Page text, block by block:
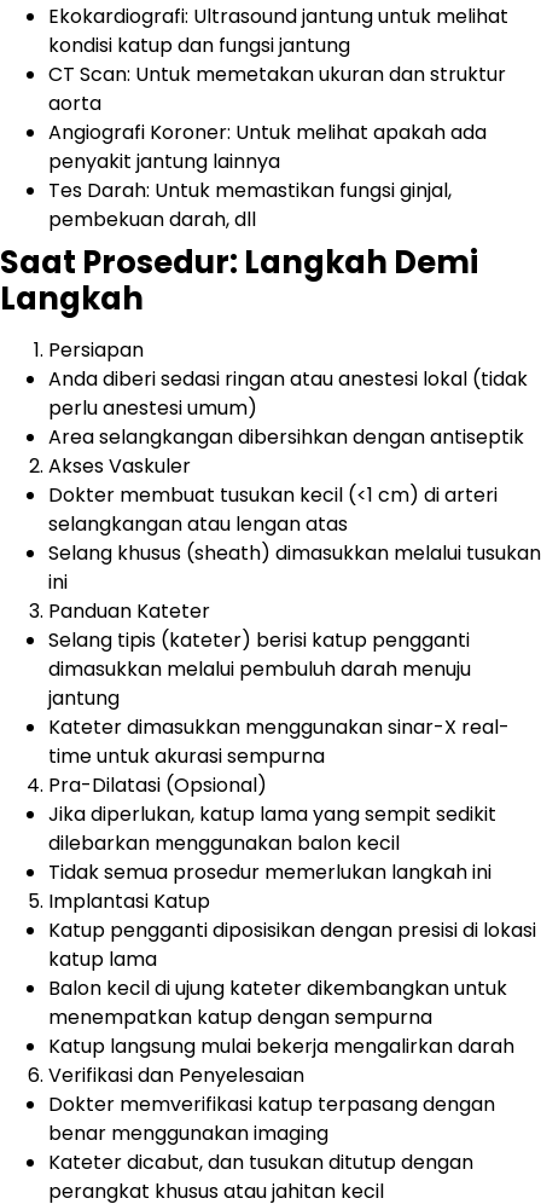
Ekokardiografi: Ultrasound jantung untuk melihat
kondisi katup dan fungsi jantung
CT Scan: Untuk memetakan ukuran dan struktur
aorta
Angiografi Koroner: Untuk melihat apakah ada
penyakit jantung lainnya
Tes Darah: Untuk memastikan fungsi ginjal,
pembekuan darah, dll
Saat Prosedur: Langkah Demi
Langkah
Persiapan
Anda diberi sedasi ringan atau anestesi lokal (tidak
perlu anestesi umum)
Area selangkangan dibersihkan dengan antiseptik
Akses Vaskuler
Dokter membuat tusukan kecil (<1 cm) di arteri
selangkangan atau lengan atas
Selang khusus (sheath) dimasukkan melalui tusukan
ini
Panduan Kateter
Selang tipis (kateter) berisi katup pengganti
dimasukkan melalui pembuluh darah menuju
jantung
Kateter dimasukkan menggunakan sinar-X real-
time untuk akurasi sempurna
Pra-Dilatasi (Opsional)
Jika diperlukan, katup lama yang sempit sedikit
dilebarkan menggunakan balon kecil
Tidak semua prosedur memerlukan langkah ini
Implantasi Katup
Katup pengganti diposisikan dengan presisi di lokasi
katup lama
Balon kecil di ujung kateter dikembangkan untuk
menempatkan katup dengan sempurna
Katup langsung mulai bekerja mengalirkan darah
Verifikasi dan Penyelesaian
Dokter memverifikasi katup terpasang dengan
benar menggunakan imaging
Kateter dicabut, dan tusukan ditutup dengan
perangkat khusus atau jahitan kecil